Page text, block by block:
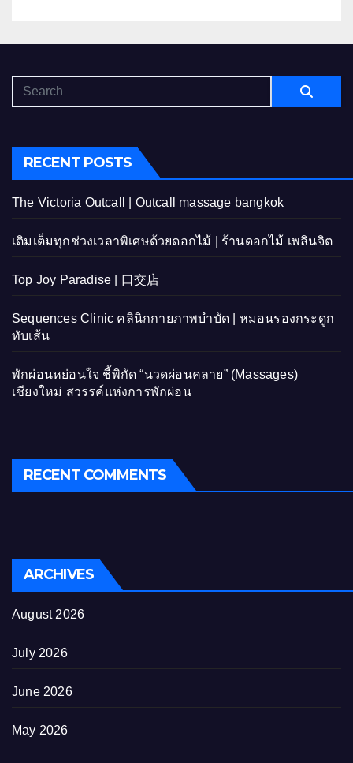
RECENT POSTS
The Victoria Outcall | Outcall massage bangkok
เติมเต็มทุกช่วงเวลาพิเศษด้วยดอกไม้ | ร้านดอกไม้ เพลินจิต
Top Joy Paradise | 口交店
Sequences Clinic คลินิกกายภาพบำบัด | หมอนรองกระดูก
ทับเส้น
พักผ่อนหย่อนใจ ชี้พิกัด “นวดผ่อนคลาย” (Massages)
เชียงใหม่ สวรรค์แห่งการพักผ่อน
RECENT COMMENTS
ARCHIVES
August 2026
July 2026
June 2026
May 2026